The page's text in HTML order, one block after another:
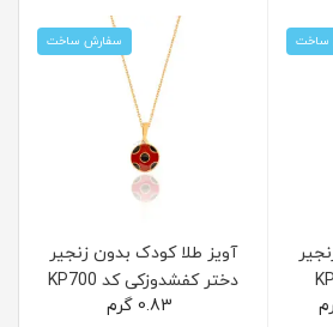
ساخت سفارش ساخت
آویز طلا کودک بدون زنجیر
دختر کفشدوزکی کد KP700